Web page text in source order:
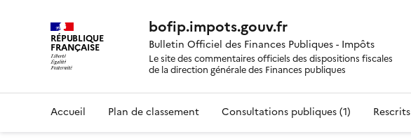
RÉPUBLIQUE
FRANÇAISE
bofip.impots.gouv.fr
Bulletin Officiel des Finances Publiques - Impôts
Le site des commentaires officiels des dispositions fiscales
de la direction générale des Finances publiques
Accueil Plan de classement Consultations publiques (1) Rescrits